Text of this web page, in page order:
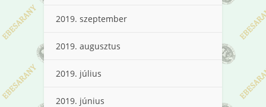
2019. szeptember
2019. augusztus
2019. július
2019. június